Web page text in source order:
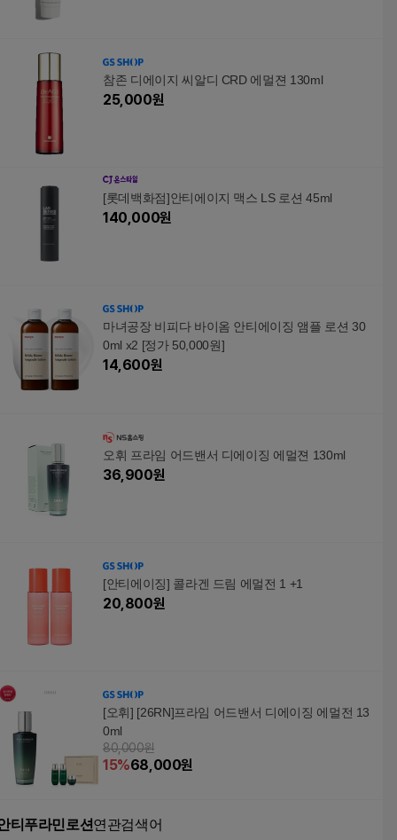
참존 디에이지 씨알디 CRD 에멀젼 130ml
25,000원
[롯데백화점]안티에이지 맥스 LS 로션 45ml
140,000원
마녀공장 비피다 바이옴 안티에이징 앰플 로션 30
0ml x2 [정가 50,000원]
14,600원
오휘 프라임 어드밴서 디에이징 에멀젼 130ml
36,900원
[안티에이징] 콜라겐 드림 에멀전 1 +1
20,800원
[오휘] [26RN]프라임 어드밴서 디에이징 에멀전 13
0ml
80,000원
15%68,000원
티푸라민로션연관검색어